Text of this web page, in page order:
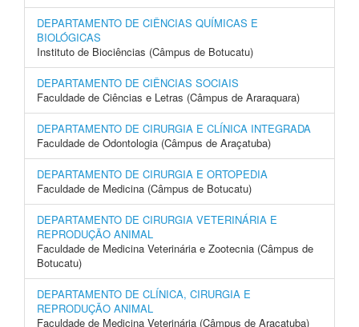
DEPARTAMENTO DE CIÊNCIAS QUÍMICAS E
BIOLÓGICAS
Instituto de Biociências (Câmpus de Botucatu)
DEPARTAMENTO DE CIÊNCIAS SOCIAIS
Faculdade de Ciências e Letras (Câmpus de Araraquara)
DEPARTAMENTO DE CIRURGIA E CLÍNICA INTEGRADA
Faculdade de Odontologia (Câmpus de Araçatuba)
DEPARTAMENTO DE CIRURGIA E ORTOPEDIA
Faculdade de Medicina (Câmpus de Botucatu)
DEPARTAMENTO DE CIRURGIA VETERINÁRIA E
REPRODUÇÃO ANIMAL
Faculdade de Medicina Veterinária e Zootecnia (Câmpus de
Botucatu)
DEPARTAMENTO DE CLÍNICA, CIRURGIA E
REPRODUÇÃO ANIMAL
Faculdade de Medicina Veterinária (Câmpus de Araçatuba)